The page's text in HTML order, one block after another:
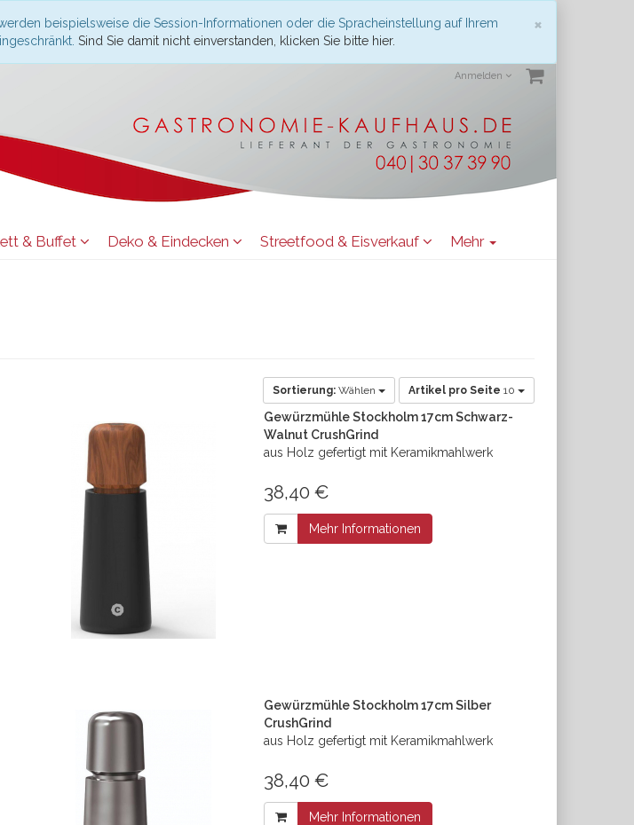
×
beispielsweise die Session-Informationen oder die Spracheinstellung auf Ihrem
Sind Sie damit nicht einverstanden, klicken Sie bitte hier.
Anmelden
& Buffet Deko & Eindecken Streetfood & Eisverkauf Mehr
Sortierung: Wählen Artikel pro Seite 10
Gewürzmühle Stockholm 17cm Schwarz-
Walnut CrushGrind
aus Holz gefertigt mit Keramikmahlwerk
38,40 €
Mehr Informationen
Gewürzmühle Stockholm 17cm Silber
CrushGrind
aus Holz gefertigt mit Keramikmahlwerk
38,40 €
Mehr Informationen